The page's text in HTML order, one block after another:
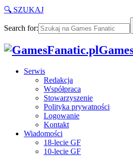
🔍 SZUKAJ
Search for:
Serwis
Redakcja
Współpraca
Stowarzyszenie
Polityka prywatności
Logowanie
Kontakt
Wiadomości
18-lecie GF
10-lecie GF